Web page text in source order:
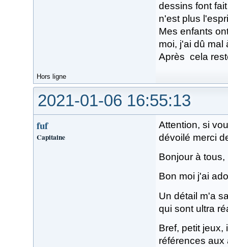
dessins font
n'est plus
Mes enfants
moi, j'ai dû mal
Après cela
Hors ligne
2021-01-06 16:55:13
fuf
Capitaine
Attention, si
dévoilé merci
Bonjour à tous,
Bon moi j'ai
Un détail m'a
qui sont ultra
Bref, petit
références aux